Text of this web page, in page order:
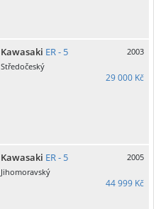
Kawasaki ER - 5
2003
Středočeský
29 000 Kč
Kawasaki ER - 5
2005
Jihomoravský
44 999 Kč